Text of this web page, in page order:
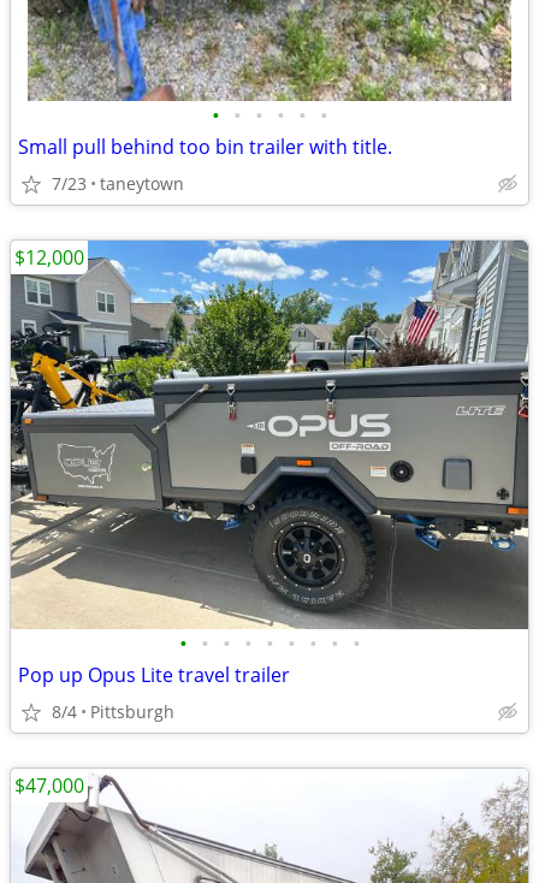
• • • • • •
Small pull behind too bin trailer with title.
7/23 taneytown
• • • • • • • • •
Pop up Opus Lite travel trailer
8/4 Pittsburgh
$12,000
$47,000